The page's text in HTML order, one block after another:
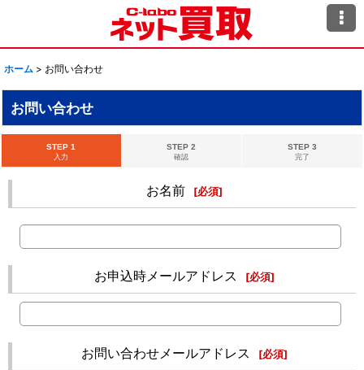
ホーム > お問い合わせ
お問い合わせ
STEP 1
入力
STEP 2
確認
STEP 3
完了
お名前 [必須]
お申込時メールアドレス [必須]
お問い合わせメールアドレス [必須]